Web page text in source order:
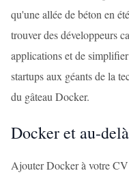
qu'une allée de béton en
trouver des développeurs
applications et de
startups aux géants de la
du gâteau Docker.
Docker et au-
Ajouter Docker à votre